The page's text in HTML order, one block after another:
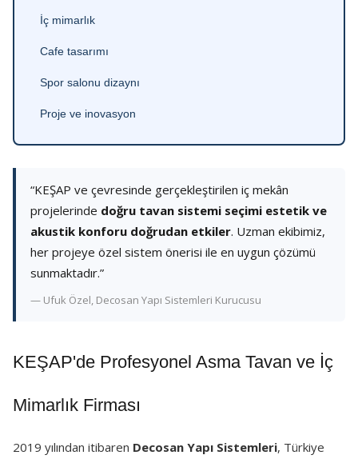
İç mimarlık
Cafe tasarımı
Spor salonu dizaynı
Proje ve inovasyon
“KEŞAP ve çevresinde gerçekleştirilen iç mekân
projelerinde doğru tavan sistemi seçimi estetik ve
akustik konforu doğrudan etkiler. Uzman ekibimiz,
her projeye özel sistem önerisi ile en uygun çözümü
sunmaktadır.”
— Ufuk Özel, Decosan Yapı Sistemleri Kurucusu
KEŞAP'de Profesyonel Asma Tavan ve İç
Mimarlık Firması
2019 yılından itibaren Decosan Yapı Sistemleri, Türkiye